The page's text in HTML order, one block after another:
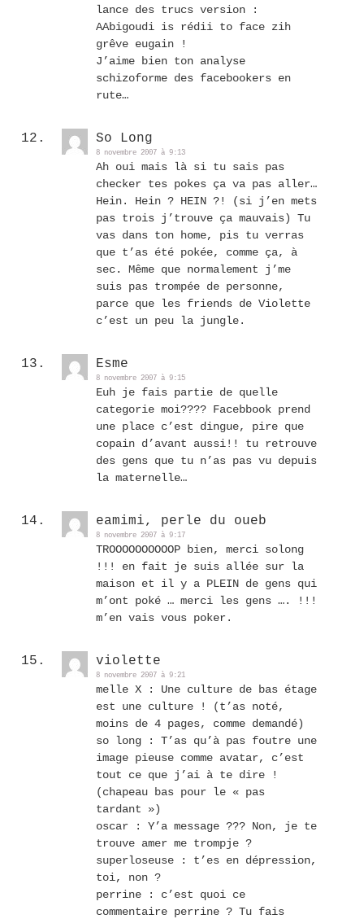
lance des trucs version :
AAbigoudi is rédii to face zih
grêve eugain !
J’aime bien ton analyse
schizoforme des facebookers en
rute…
So Long
8 novembre 2007 à 9:13
Ah oui mais là si tu sais pas
checker tes pokes ça va pas aller…
Hein. Hein ? HEIN ?! (si j’en mets
pas trois j’trouve ça mauvais) Tu
vas dans ton home, pis tu verras
que t’as été pokée, comme ça, à
sec. Même que normalement j’me
suis pas trompée de personne,
parce que les friends de Violette
c’est un peu la jungle.
Esme
8 novembre 2007 à 9:15
Euh je fais partie de quelle
categorie moi???? Facebbook prend
une place c’est dingue, pire que
copain d’avant aussi!! tu retrouve
des gens que tu n’as pas vu depuis
la maternelle…
eamimi, perle du oueb
8 novembre 2007 à 9:17
TROOOOOOOOOOP bien, merci solong
!!! en fait je suis allée sur la
maison et il y a PLEIN de gens qui
m’ont poké … merci les gens …. !!!
m’en vais vous poker.
violette
8 novembre 2007 à 9:21
melle X : Une culture de bas étage
est une culture ! (t’as noté,
moins de 4 pages, comme demandé)
so long : T’as qu’à pas foutre une
image pieuse comme avatar, c’est
tout ce que j’ai à te dire !
(chapeau bas pour le « pas
tardant »)
oscar : Y’a message ??? Non, je te
trouve amer me trompje ?
superloseuse : t’es en dépression,
toi, non ?
perrine : c’est quoi ce
commentaire perrine ? Tu fais